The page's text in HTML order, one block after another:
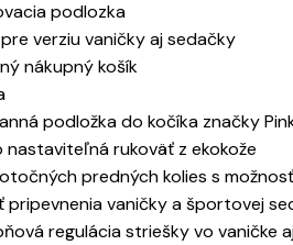
podlozka
verziu vaničky aj sedačky
nákupný košík
podložka do kočíka značky
nastaviteľná rukoväť z ekokože
predných kolies s
pripevnenia vaničky a športovej
regulácia striešky vo vaničke